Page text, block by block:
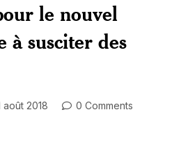
le nouvel
à susciter des
août 2018
0 Comments